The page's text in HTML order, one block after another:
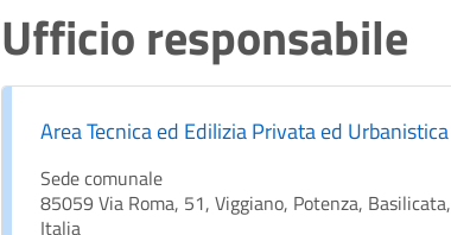
Ufficio responsabile
Area Tecnica ed Edilizia Privata ed Urbanistica
Sede comunale
85059 Via Roma, 51, Viggiano, Potenza, Basilicata,
Italia